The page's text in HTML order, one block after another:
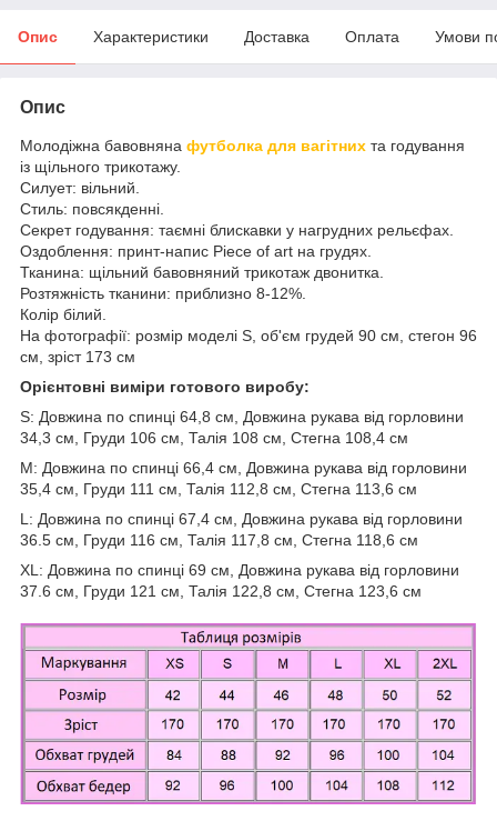
Опис Характеристики Доставка Оплата Умови
Опис
Молодіжна бавовняна футболка для вагітних та годування
із щільного трикотажу.
Силует: вільний.
Стиль: повсякденні.
Секрет годування: таємні блискавки у нагрудних рельєфах.
Оздоблення: принт-напис Piece of art на грудях.
Тканина: щільний бавовняний трикотаж двонитка.
Розтяжність тканини: приблизно 8-12%.
Колір білий.
На фотографії: розмір моделі S, об'єм грудей 90 см, стегон 96
см, зріст 173 см
Орієнтовні виміри готового виробу:
S: Довжина по спинці 64,8 см, Довжина рукава від горловини
34,3 см, Груди 106 см, Талія 108 см, Стегна 108,4 см
M: Довжина по спинці 66,4 см, Довжина рукава від горловини
35,4 см, Груди 111 см, Талія 112,8 см, Стегна 113,6 см
L: Довжина по спинці 67,4 см, Довжина рукава від горловини
36.5 см, Груди 116 см, Талія 117,8 см, Стегна 118,6 см
XL: Довжина по спинці 69 см, Довжина рукава від горловини
37.6 см, Груди 121 см, Талія 122,8 см, Стегна 123,6 см